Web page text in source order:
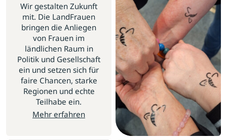
Wir gestalten Zukunft
mit. Die LandFrauen
bringen die Anliegen
von Frauen im
ländlichen Raum in
Politik und Gesellschaft
ein und setzen sich für
faire Chancen, starke
Regionen und echte
Teilhabe ein.
Mehr erfahren